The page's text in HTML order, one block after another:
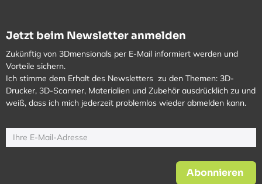
Jetzt beim Newsletter anmelden
Zukünftig von 3Dmensionals per E-Mail informiert werden und
Vorteile sichern.
Ich stimme dem Erhalt des Newsletters zu den Themen: 3D-
Drucker, 3D-Scanner, Materialien und Zubehör ausdrücklich zu und
weiß, dass ich mich jederzeit problemlos wieder abmelden kann.
Abonnieren